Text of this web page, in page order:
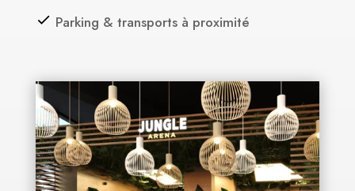
Parking & transports à proximité